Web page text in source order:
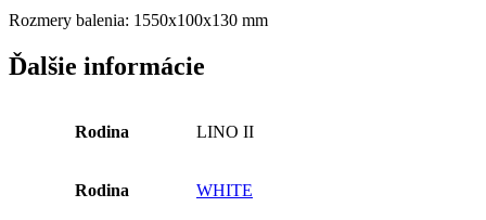
Rozmery balenia: 1550x100x130 mm
Ďalšie informácie
Rodina LINO II
Rodina WHITE